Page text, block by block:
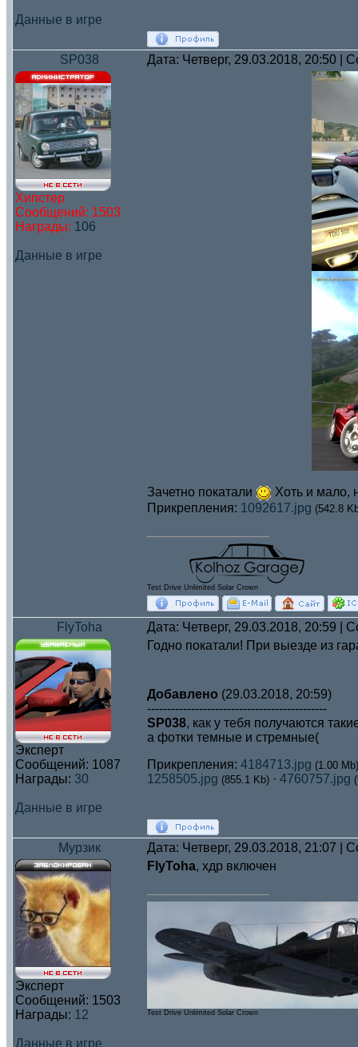
Данные в игре
SP038 Дата: Четверг, 29.03.2018, 20:50 |
Хипстер
Сообщений: 1503
Награды: 106
Данные в игре
Зачетно покатали
Хоть и мало,
Прикрепления: 1092617.jpg (542.8
Test Drive Unlimited Solar Crown
FlyToha Дата: Четверг, 29.03.2018, 20:59 |
Эксперт
Сообщений: 1087
Награды: 30
Данные в игре
Годно покатали! При выезде из
Добавлено (29.03.2018, 20:59)
---------------------------------------------
SP038, как у тебя получаются
а фотки темные и стремные(
Прикрепления: 4184713.jpg (1.00 Mb)
1258505.jpg (855.1 Kb) · 4760757.jpg
Мурзик Дата: Четверг, 29.03.2018, 21:07 |
Эксперт
Сообщений: 1503
Награды: 12
Данные в игре
FlyToha, хдр включен
Test Drive Unlimited Solar Crown